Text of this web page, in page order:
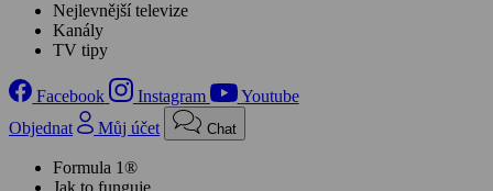
Nejlevnější televize
Kanály
TV tipy
Facebook Instagram
Youtube
Objednat
Můj účet Chat
Formula 1®
Jak to funguje